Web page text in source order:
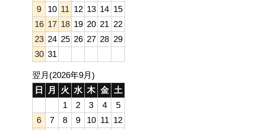
9
10 11 12 13 14 15
16 17 18 19 20 21 22
23 24 25 26 27 28 29
30 31
翌月(2026年9月)
日
月 火 水 木 金 土
1
2 3 4
5
6
7 8 9 10 11 12